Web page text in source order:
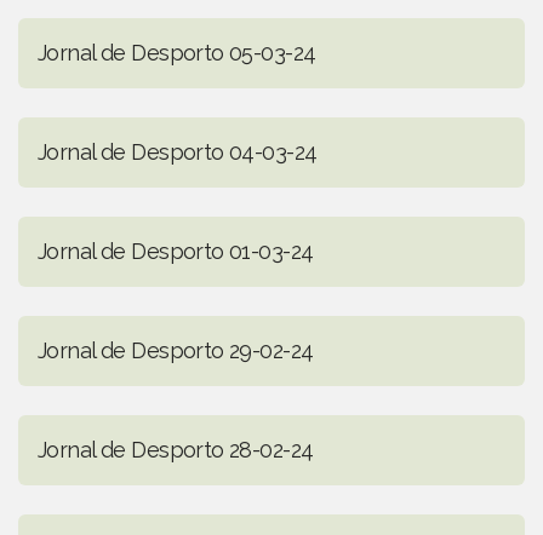
Jornal de Desporto 05-03-24
Jornal de Desporto 04-03-24
Jornal de Desporto 01-03-24
Jornal de Desporto 29-02-24
Jornal de Desporto 28-02-24